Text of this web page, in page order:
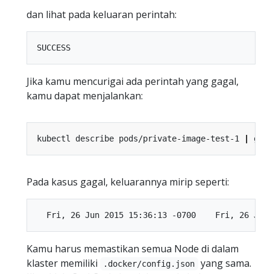
dan lihat pada keluaran perintah:
Jika kamu mencurigai ada perintah yang gagal,
kamu dapat menjalankan:
kubectl describe pods/private-image-test-1
Pada kasus gagal, keluarannya mirip seperti:
Kamu harus memastikan semua Node di dalam
klaster memiliki
.docker/config.json
yang sama.